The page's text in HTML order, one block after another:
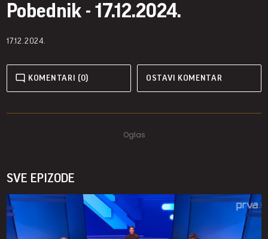
Pobednik - 17.12.2024.
17.12.2024.
KOMENTARI (0) OSTAVI KOMENTAR
SVE EPIZODE